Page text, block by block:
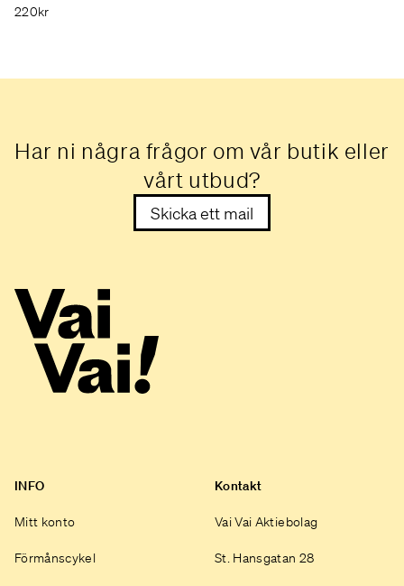
220kr
Har ni några frågor om vår butik eller
vårt utbud?
Skicka ett mail
INFO
Mitt konto
Förmånscykel
Kontakt
Vai Vai Aktiebolag
St. Hansgatan 28